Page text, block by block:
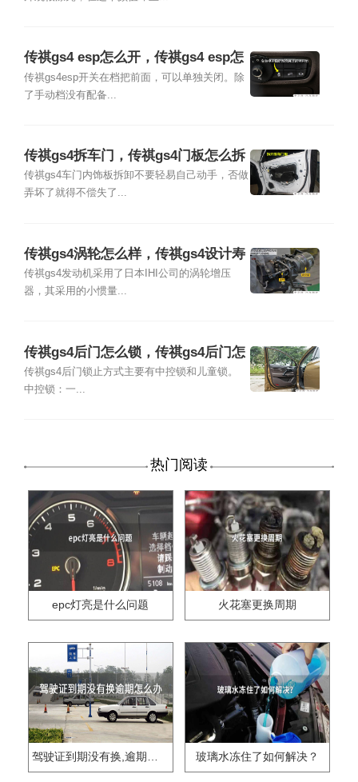
传祺gs4 esp怎么开，传祺gs4 esp怎
么关闭
传祺gs4esp开关在档把前面，可以单独关闭。除
了手动档没有配备...
传祺gs4拆车门，传祺gs4门板怎么拆
传祺gs4车门内饰板拆卸不要轻易自己动手，否做
弄坏了就得不偿失了...
传祺gs4涡轮怎么样，传祺gs4设计寿
命多长
传祺gs4发动机采用了日本IHI公司的涡轮增压
器，其采用的小惯量...
传祺gs4后门怎么锁，传祺gs4后门怎
么关
传祺gs4后门锁止方式主要有中控锁和儿童锁。
中控锁：一...
热门阅读
epc灯亮是什么问题 火花塞更换周期
驾驶证到期没有换,逾期怎么办?? 玻璃水冻住了如何解决？